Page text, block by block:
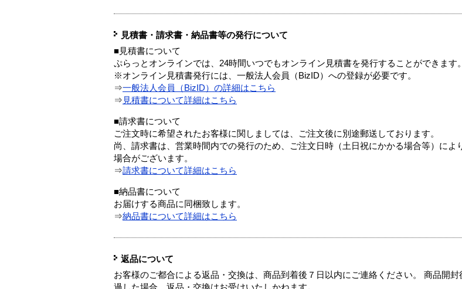
見積書・請求書・納品書等の発行について
■見積書について
ぷらっとオンラインでは、24時間いつでもオンライン見積書を発行することができます。
※オンライン見積書発行には、一般法人会員（BizID）への登録が必要です。
⇒一般法人会員（BizID）の詳細はこちら
⇒ 見積書について詳細はこちら
■請求書について
ご注文時に希望されたお客様に関しましては、ご注文後に別途郵送しております。
尚、請求書は、営業時間内での発行のため、ご注文日時（土日祝にかかる場合等）によ
場合がございます。
⇒請求書について詳細はこちら
■納品書について
お届けする商品に同梱致します。
⇒納品書について詳細はこちら
返品について
お客様のご都合による返品・交換は、商品到着後７日以内にご連絡ください。 商品開